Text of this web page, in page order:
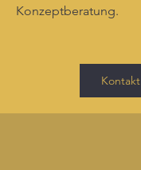
Konzeptberatung.
Kontakt